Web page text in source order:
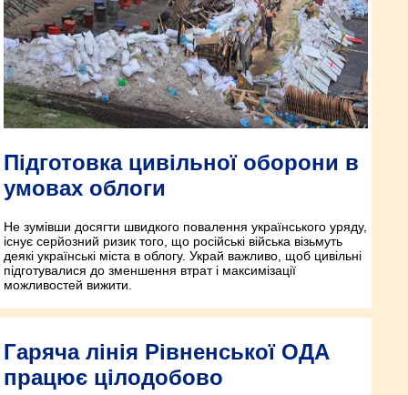
Підготовка цивільної оборони в
умовах облоги
Не зумівши досягти швидкого повалення українського уряду,
існує серйозний ризик того, що російські війська візьмуть
деякі українські міста в облогу. Украй важливо, щоб цивільні
підготувалися до зменшення втрат і максимізації
можливостей вижити.
Гаряча лінія Рівненської ОДА
працює цілодобово